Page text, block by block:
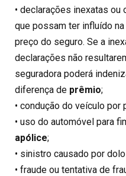
• declarações inexatas
que possam ter influído
preço do seguro. Se a
declarações não
seguradora poderá
diferença de prêmio;
• condução do veículo
• uso do automóvel para
apólice;
• sinistro causado por
• fraude ou tentativa de